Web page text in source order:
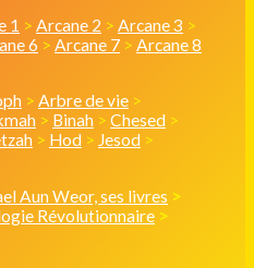
1 > Arcane 2 > Arcane 3 >
6 > Arcane 7 > Arcane 8
> Arbre de vie >
> Binah > Chesed >
> Hod > Jesod >
Aun Weor, ses livres >
Révolutionnaire >